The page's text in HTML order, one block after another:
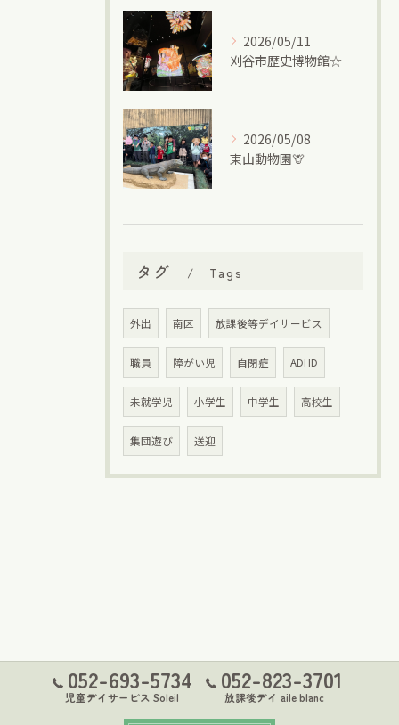
2026/05/11
刈谷市歴史博物館☆
2026/05/08
東山動物園🦒
タグ Tags
外出 南区 放課後等デイサービス
職員 障がい児 自閉症 ADHD
未就学児 小学生 中学生 高校生
集団遊び 送迎
052-693-5734
児童デイサービス Soleil
052-823-3701
放課後デイ aile blanc